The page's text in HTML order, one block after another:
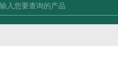
96T/48T植物可溶性淀粉